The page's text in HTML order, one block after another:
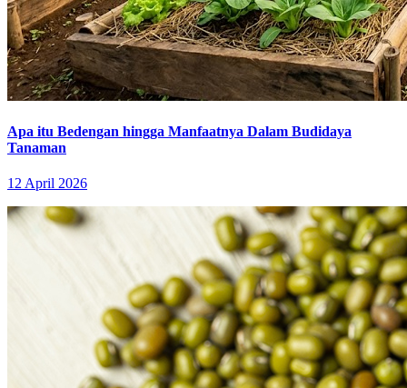
Apa itu Bedengan hingga Manfaatnya Dalam Budidaya
Tanaman
12 April 2026